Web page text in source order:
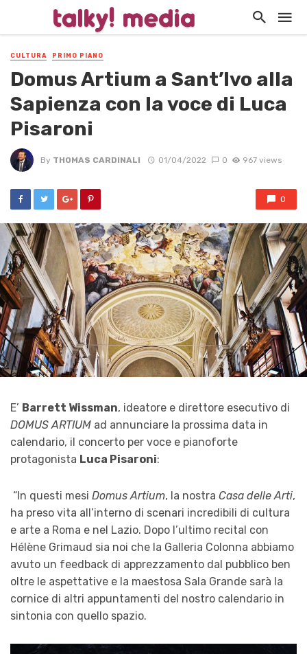
CULTURA PRIMO PIANO
Domus Artium a Sant’Ivo alla
Sapienza con la voce di Luca
Pisaroni
By THOMAS CARDINALI 01/04/2022 0 967 views
0
E’ Barrett Wissman, ideatore e direttore esecutivo di
DOMUS ARTIUM ad annunciare la prossima data in
calendario, il concerto per voce e pianoforte
protagonista Luca Pisaroni:
“In questi mesi Domus Artium, la nostra Casa delle Arti,
ha preso vita all’interno di scenari incredibili di cultura
e arte a Roma e nel Lazio. Dopo l’ultimo recital con
Hélène Grimaud sia noi che la Galleria Colonna abbiamo
avuto un feedback di apprezzamento dal pubblico ben
oltre le aspettative e la maestosa Sala Grande sarà la
cornice di altri appuntamenti del nostro calendario in
sintonia con quello spazio.